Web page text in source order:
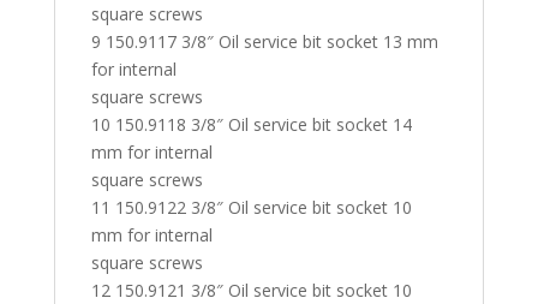
square screws
9 150.9117 3/8″ Oil service bit socket 13 mm
for internal
square screws
10 150.9118 3/8″ Oil service bit socket 14
mm for internal
square screws
11 150.9122 3/8″ Oil service bit socket 10
mm for internal
square screws
12 150.9121 3/8″ Oil service bit socket 10